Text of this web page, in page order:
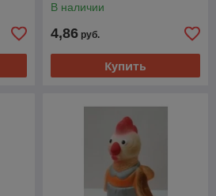
В наличии
4,86 руб.
Купить